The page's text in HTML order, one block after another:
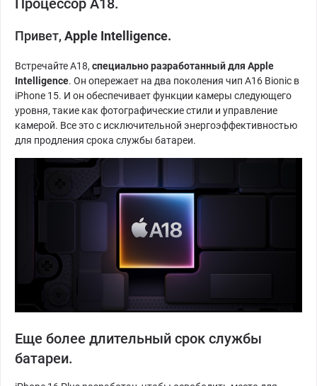
Процессор А18.
Привет, Apple Intelligence.
Встречайте A18, специально разработанный для Apple
Intelligence. Он опережает на два поколения чип A16 Bionic в
iPhone 15. И он обеспечивает функции камеры следующего
уровня, такие как фотографические стили и управление
камерой. Все это с исключительной энергоэффективностью
для продления срока службы батареи.
Еще более длительный срок службы
батареи.